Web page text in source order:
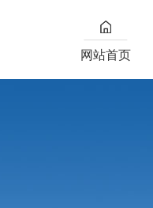
网站首页